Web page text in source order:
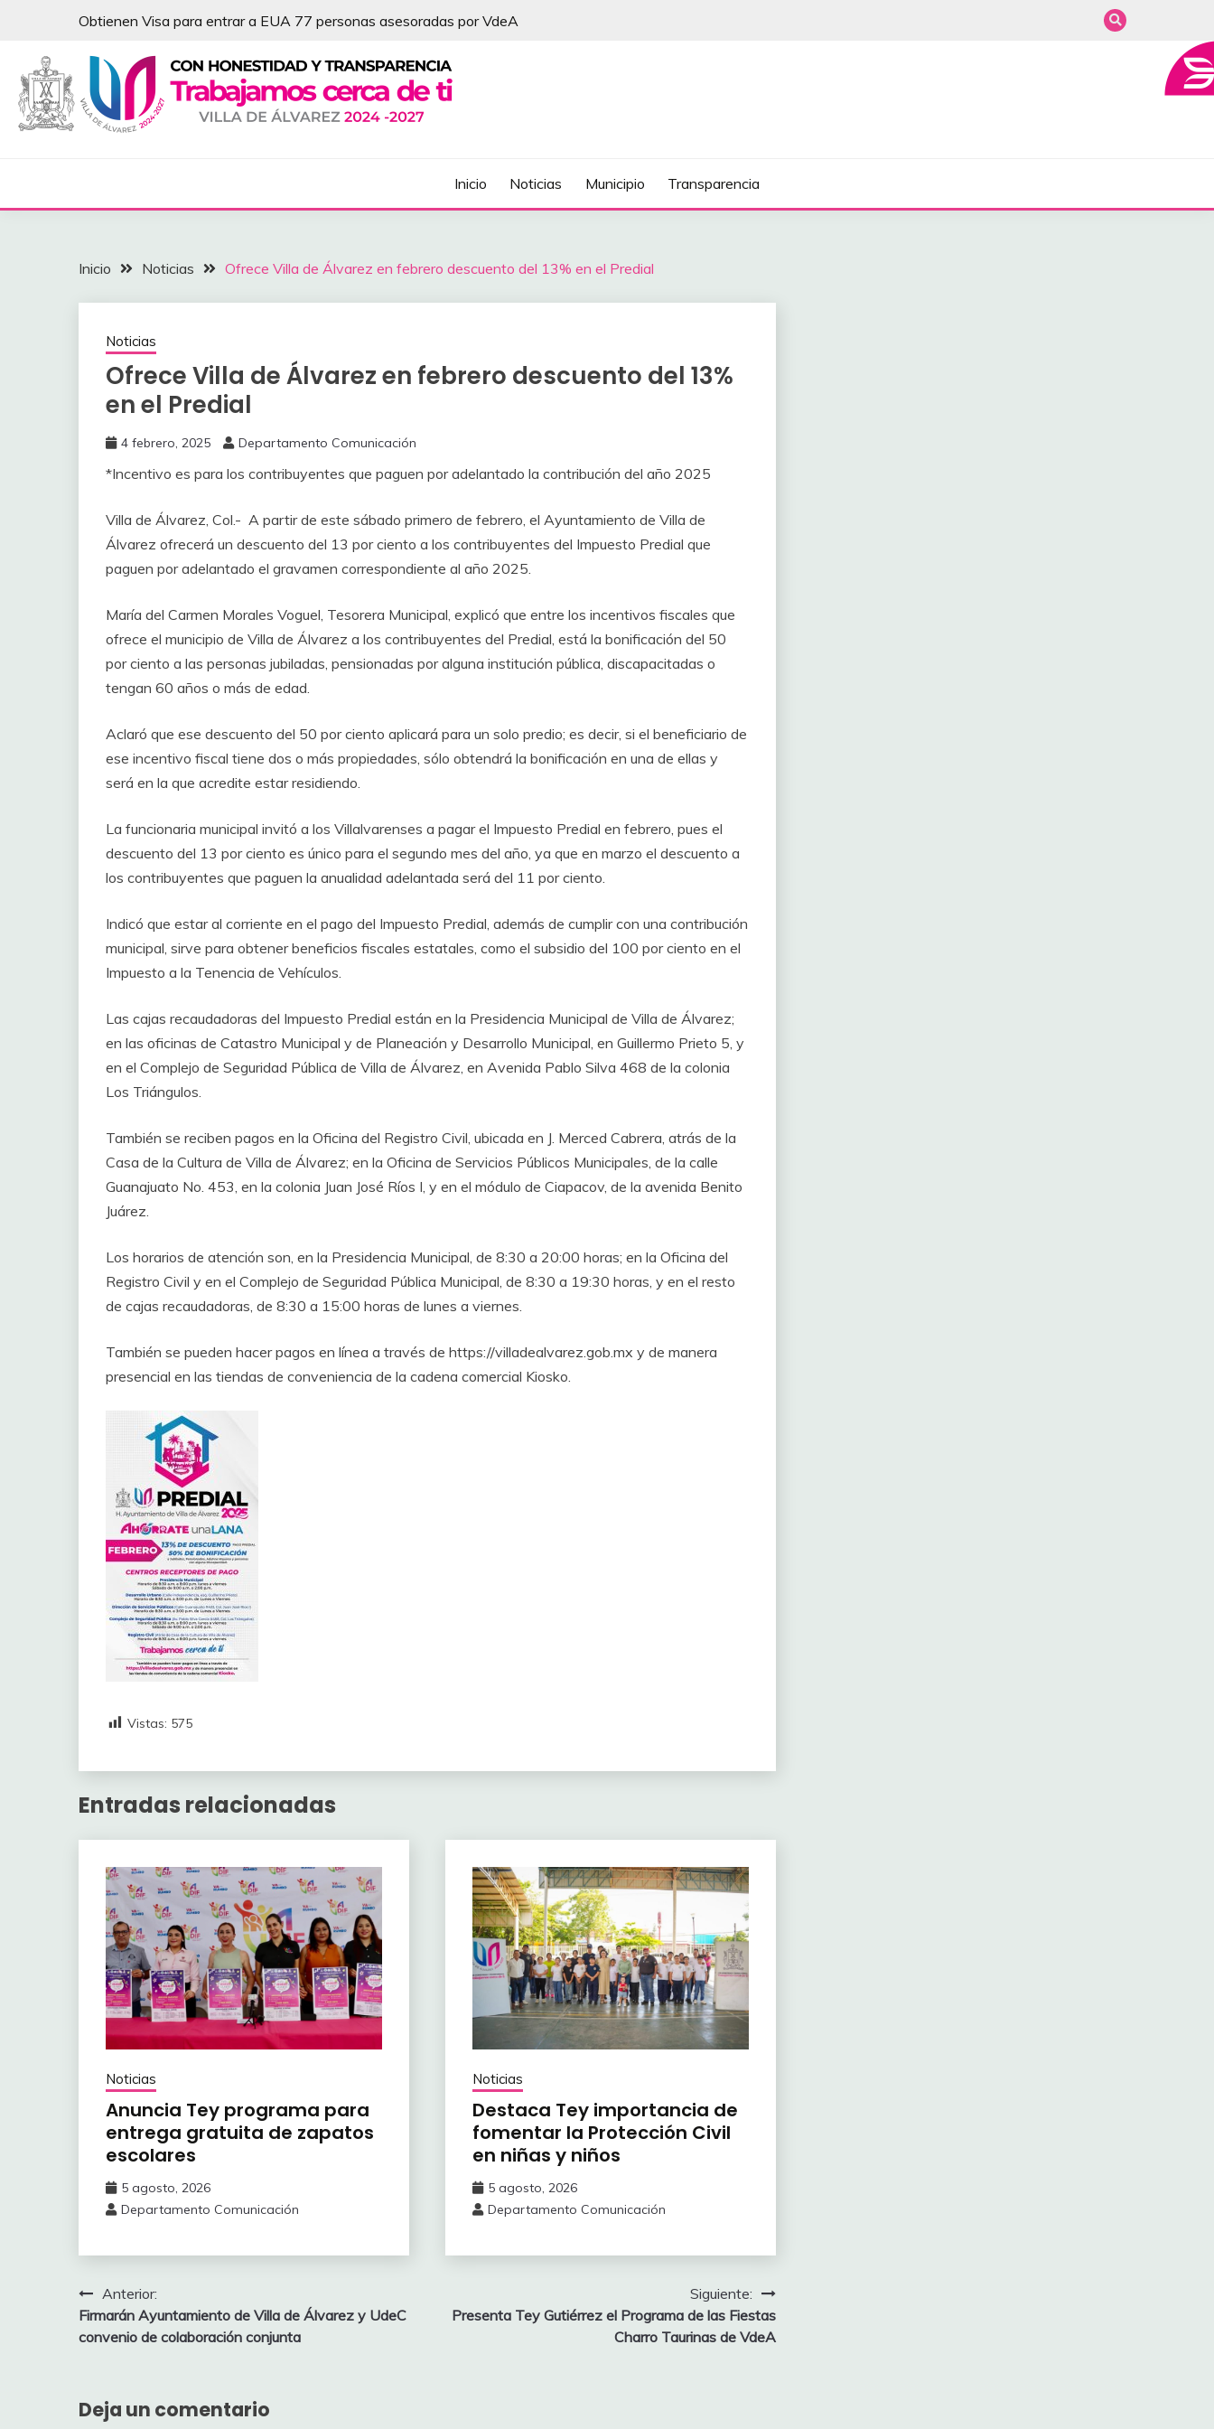
contenido
Obtienen Visa para entrar a EUA 77 personas asesoradas por VdeA
NOTICIAS – VILLA DEL ÁLVAREZ
Inicio Noticias Municipio Transparencia
Inicio Noticias Ofrece Villa de Álvarez en febrero descuento del 13% en el Predial
Noticias
Ofrece Villa de Álvarez en febrero descuento del 13%
en el Predial
4 febrero, 2025 Departamento Comunicación
*Incentivo es para los contribuyentes que paguen por adelantado la contribución del año 2025
Villa de Álvarez, Col.- A partir de este sábado primero de febrero, el Ayuntamiento de Villa de
Álvarez ofrecerá un descuento del 13 por ciento a los contribuyentes del Impuesto Predial que
paguen por adelantado el gravamen correspondiente al año 2025.
María del Carmen Morales Voguel, Tesorera Municipal, explicó que entre los incentivos fiscales que
ofrece el municipio de Villa de Álvarez a los contribuyentes del Predial, está la bonificación del 50
por ciento a las personas jubiladas, pensionadas por alguna institución pública, discapacitadas o
tengan 60 años o más de edad.
Aclaró que ese descuento del 50 por ciento aplicará para un solo predio; es decir, si el beneficiario de
ese incentivo fiscal tiene dos o más propiedades, sólo obtendrá la bonificación en una de ellas y
será en la que acredite estar residiendo.
La funcionaria municipal invitó a los Villalvarenses a pagar el Impuesto Predial en febrero, pues el
descuento del 13 por ciento es único para el segundo mes del año, ya que en marzo el descuento a
los contribuyentes que paguen la anualidad adelantada será del 11 por ciento.
Indicó que estar al corriente en el pago del Impuesto Predial, además de cumplir con una contribución
municipal, sirve para obtener beneficios fiscales estatales, como el subsidio del 100 por ciento en el
Impuesto a la Tenencia de Vehículos.
Las cajas recaudadoras del Impuesto Predial están en la Presidencia Municipal de Villa de Álvarez;
en las oficinas de Catastro Municipal y de Planeación y Desarrollo Municipal, en Guillermo Prieto 5, y
en el Complejo de Seguridad Pública de Villa de Álvarez, en Avenida Pablo Silva 468 de la colonia
Los Triángulos.
También se reciben pagos en la Oficina del Registro Civil, ubicada en J. Merced Cabrera, atrás de la
Casa de la Cultura de Villa de Álvarez; en la Oficina de Servicios Públicos Municipales, de la calle
Guanajuato No. 453, en la colonia Juan José Ríos I, y en el módulo de Ciapacov, de la avenida Benito
Juárez.
Los horarios de atención son, en la Presidencia Municipal, de 8:30 a 20:00 horas; en la Oficina del
Registro Civil y en el Complejo de Seguridad Pública Municipal, de 8:30 a 19:30 horas, y en el resto
de cajas recaudadoras, de 8:30 a 15:00 horas de lunes a viernes.
También se pueden hacer pagos en línea a través de https://villadealvarez.gob.mx y de manera
presencial en las tiendas de conveniencia de la cadena comercial Kiosko.
Vistas: 575
Entradas relacionadas
Noticias
Anuncia Tey programa para
entrega gratuita de zapatos
escolares
5 agosto, 2026
Departamento Comunicación
Noticias
‎Destaca Tey importancia de
fomentar ‎la Protección Civil
en niñas y niños
5 agosto, 2026
Departamento Comunicación
Navegación
de
Anterior:
Firmarán Ayuntamiento de Villa de Álvarez y UdeC
convenio de colaboración conjunta
Siguiente:
Presenta Tey Gutiérrez el Programa de las Fiestas
Charro Taurinas de VdeA
Deja un comentario